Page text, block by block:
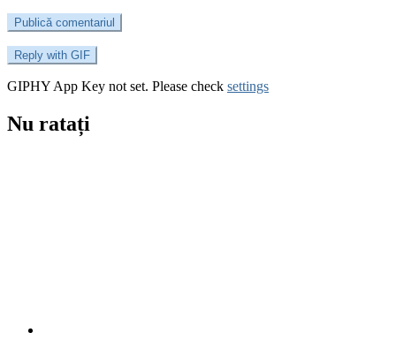
Publică comentariul
Reply with GIF
GIPHY App Key not set. Please check settings
Nu ratați